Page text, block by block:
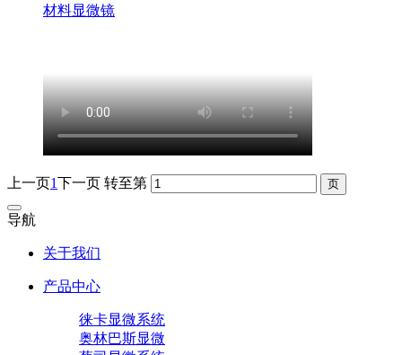
材料显微镜
上一页1下一页 转至第
导航
关于我们
产品中心
徕卡显微系统
奥林巴斯显微